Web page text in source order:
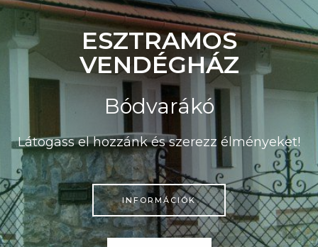
ESZTRAMOS
VENDÉGHÁZ
Bódvarákó
Látogass el hozzánk és szerezz élményeket!
INFORMÁCIÓK